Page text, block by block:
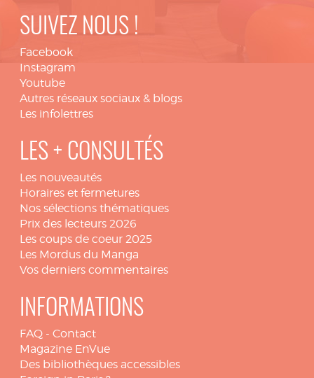
SUIVEZ NOUS !
Facebook
Instagram
Youtube
Autres réseaux sociaux & blogs
Les infolettres
LES + CONSULTÉS
Les nouveautés
Horaires et fermetures
Nos sélections thématiques
Prix des lecteurs 2026
Les coups de coeur 2025
Les Mordus du Manga
Vos derniers commentaires
INFORMATIONS
FAQ - Contact
Magazine EnVue
Des bibliothèques accessibles